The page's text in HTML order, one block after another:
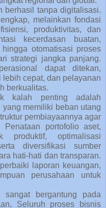
berhasil tanpa digitalisasi.
melainkan fondasi
produktivitas, dan
kecerdasan buatan,
otomatisasi proses
strategi jangka panjang.
dapat ditekan,
cepat, dan pelayanan
berkualitas.
kalah penting adalah
yang memiliki beban utang
pembiayaannya agar
portofolio aset,
optimalisasi
diversifikasi sumber
hati-hati dan transparan.
laporan keuangan,
perusahaan untuk
sangat bergantung pada
. Seluruh proses bisnis